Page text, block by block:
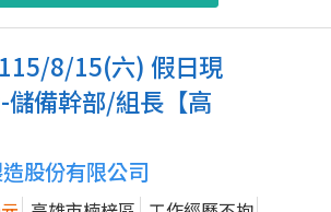
8/15(六) 假日現
儲備幹部/組長【高
股份有限公司